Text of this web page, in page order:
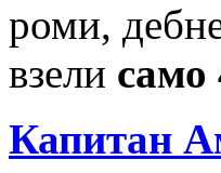
роми,
взели
Капитан